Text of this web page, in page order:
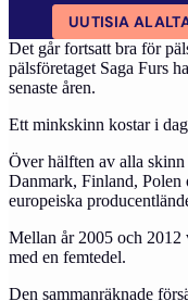
UUTISIA
Det går fortsatt bra för
pälsföretaget Saga Furs
senaste åren.
Ett minkskinn kostar i
Över hälften av alla
Danmark, Finland, Polen
europeiska
Mellan år 2005 och 2012
med en femtedel.
Den sammanräknade